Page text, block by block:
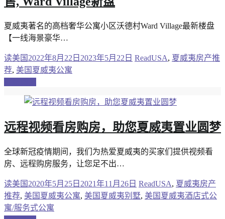
夏威夷著名的高档奢华公寓小区沃德村Ward Village最新楼盘
【一线海景豪华…
读美国 2022年8月22日 2023年5月22日 ReadUSA, 夏威夷房产推
荐, 美国夏威夷公寓
远程视频看房购房，助您夏威夷置业圆梦
全球新冠疫情期间，我们为热爱夏威夷的买家们提供视频看
房、远程购房服务，让您足不出…
读美国 2020年5月25日 2021年11月26日 ReadUSA, 夏威夷房产
推荐, 美国夏威夷公寓, 美国夏威夷别墅, 美国夏威夷酒店式公
寓/服务式公寓